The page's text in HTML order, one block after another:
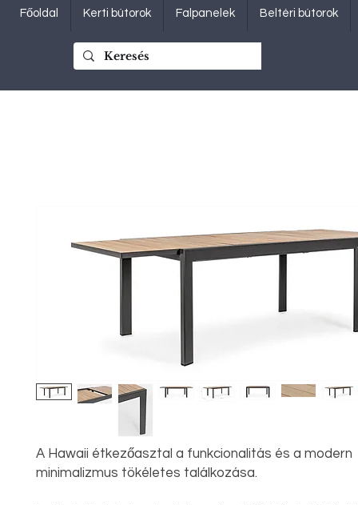
Főoldal Kerti bútorok Falpanelek Beltéri bútorok
A Hawaii étkezőasztal a funkcionalitás és a modern
minimalizmus tökéletes találkozása.